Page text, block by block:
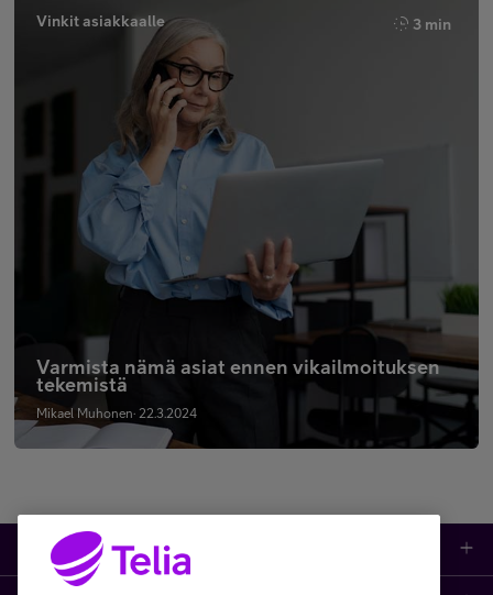
Vinkit asiakkaalle 3 min
Varmista nämä asiat ennen vikailmoituksen
tekemistä
Mikael Muhonen· 22.3.2024
Tuotteet